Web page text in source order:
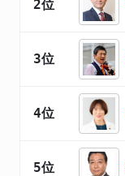
2位
3位
4位
5位